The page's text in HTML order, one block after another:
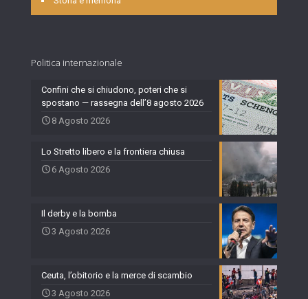
Politica internazionale
Confini che si chiudono, poteri che si
spostano — rassegna dell’8 agosto 2026
8 Agosto 2026
Lo Stretto libero e la frontiera chiusa
6 Agosto 2026
Il derby e la bomba
3 Agosto 2026
Ceuta, l’obitorio e la merce di scambio
3 Agosto 2026